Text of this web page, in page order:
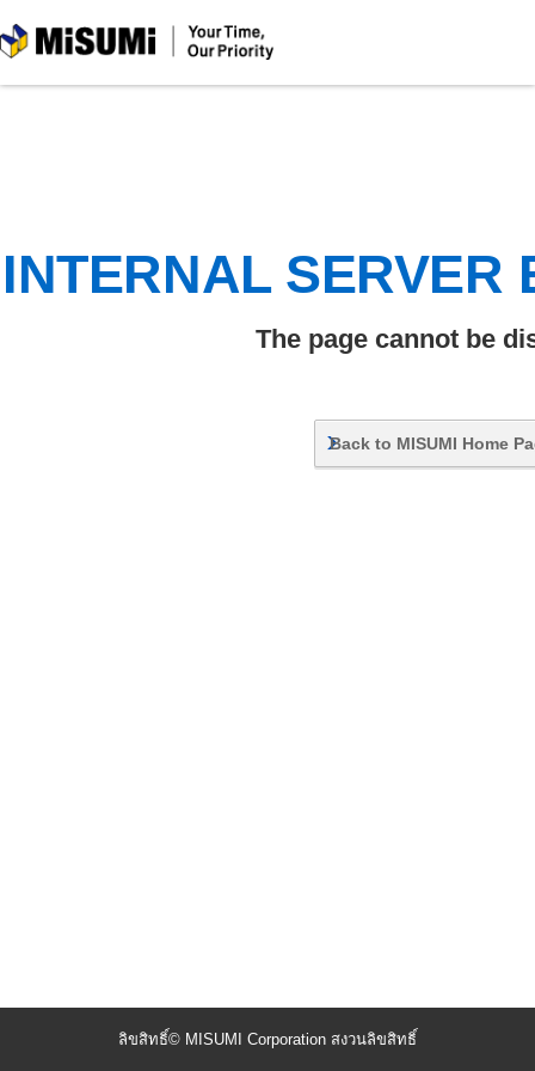
MiSUMi
INTERNAL SERVER
The page cannot be
Back to MISUMI Home
ลิขสิทธิ์© MISUMI Corporation สงวนลิขสิทธิ์